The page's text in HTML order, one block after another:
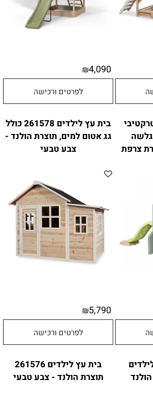
₪4,090
לפרטים ורכישה
מגלשה
צרפת
בית עץ לילדים 261578 כולל
גג אטום למים, תוצרת הולנד -
צבע טבעי
₪5,790
לפרטים ורכישה
בית עץ לילדים 261576
תוצרת הולנד - צבע טבעי